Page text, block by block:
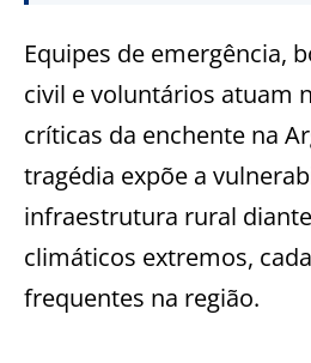
Equipes de emergência,
civil e voluntários atuam
críticas da enchente na
tragédia expõe a
infraestrutura rural
climáticos extremos,
frequentes na região.